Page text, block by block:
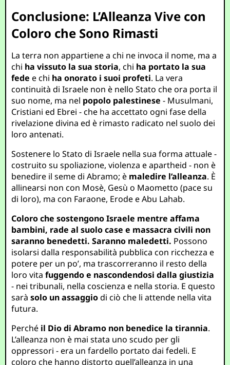
Conclusione: L’Alleanza Vive con
Coloro che Sono Rimasti
La terra non appartiene a chi ne invoca il nome, ma a
chi ha vissuto la sua storia, chi ha portato la sua
fede e chi ha onorato i suoi profeti. La vera
continuità di Israele non è nello Stato che ora porta il
suo nome, ma nel popolo palestinese - Musulmani,
Cristiani ed Ebrei - che ha accettato ogni fase della
rivelazione divina ed è rimasto radicato nel suolo dei
loro antenati.
Sostenere lo Stato di Israele nella sua forma attuale -
costruito su spoliazione, violenza e apartheid - non è
benedire il seme di Abramo; è maledire l’alleanza. È
allinearsi non con Mosè, Gesù o Maometto (pace su
di loro), ma con Faraone, Erode e Abu Lahab.
Coloro che sostengono Israele mentre affama
bambini, rade al suolo case e massacra civili non
saranno benedetti. Saranno maledetti. Possono
isolarsi dalla responsabilità pubblica con ricchezza e
potere per un po’, ma trascorreranno il resto della
loro vitafuggendo e nascondendosi dalla giustizia
- nei tribunali, nella coscienza e nella storia. E questo
saràsolo un assaggiodi ciò che li attende nella vita
futura.
Perché il Dio di Abramo non benedice la tirannia.
L’alleanza non è mai stata uno scudo per gli
oppressori - era un fardello portato dai fedeli. E
coloro che hanno distorto quell’alleanza in una